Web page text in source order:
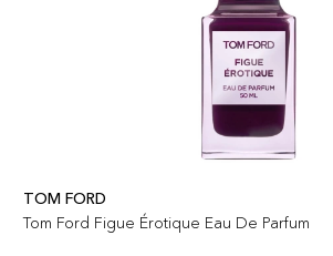
TOM FORD
Tom Ford Figue Érotique Eau De Parfum